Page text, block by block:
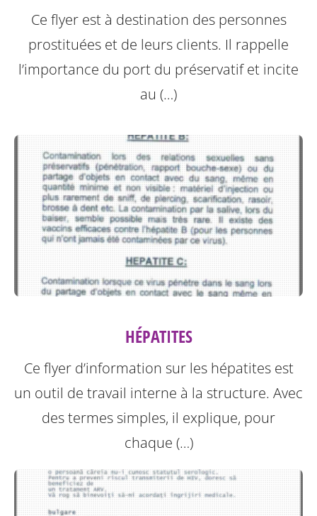
Ce flyer est à destination des personnes
prostituées et de leurs clients. Il rappelle
l’importance du port du préservatif et incite
au (…)
HÉPATITES
Ce flyer d’information sur les hépatites est
un outil de travail interne à la structure. Avec
des termes simples, il explique, pour
chaque (…)